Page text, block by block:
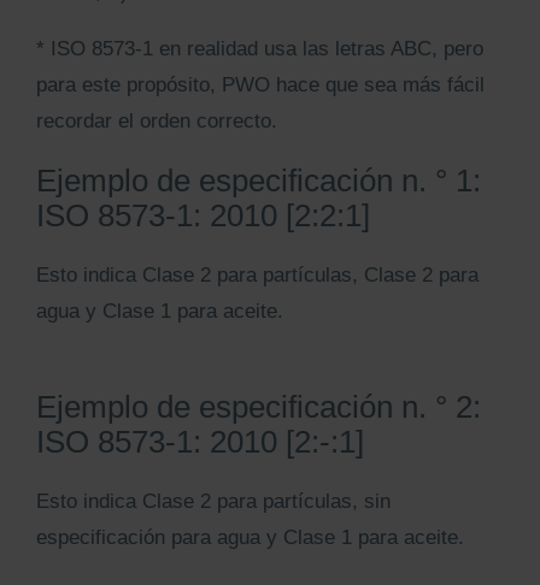
* ISO 8573-1 en realidad usa las letras ABC, pero
para este propósito, PWO hace que sea más fácil
recordar el orden correcto.
Ejemplo de especificación n. ° 1:
ISO 8573-1: 2010 [2:2:1]
Esto indica Clase 2 para partículas, Clase 2 para
agua y Clase 1 para aceite.
Ejemplo de especificación n. ° 2:
ISO 8573-1: 2010 [2:-:1]
Esto indica Clase 2 para partículas, sin
especificación para agua y Clase 1 para aceite.